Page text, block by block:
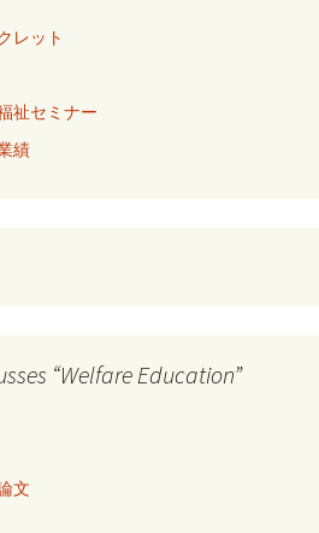
レット
祉セミナー
績
“Welfare Education”
文